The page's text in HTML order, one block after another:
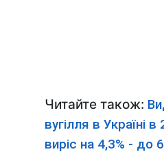
Читайте також:
вугілля в Україні
виріс на 4,3% - до